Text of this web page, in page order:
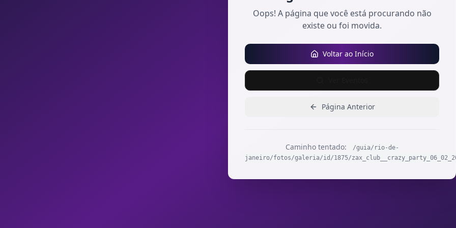
Oops! A página que você está procurando não
existe ou foi movida.
Voltar ao Início
Página Anterior
Caminho tentado:
/guia/rio-de-
janeiro/fotos/galeria/id/1875/